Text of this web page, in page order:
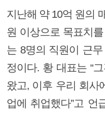
지난해 약 10억 원의
원 이상으로 목표치
는 8명의 직원이 근
정이다. 황 대표는 “
왔고, 이후 우리 회사
업에 취업했다”고 언